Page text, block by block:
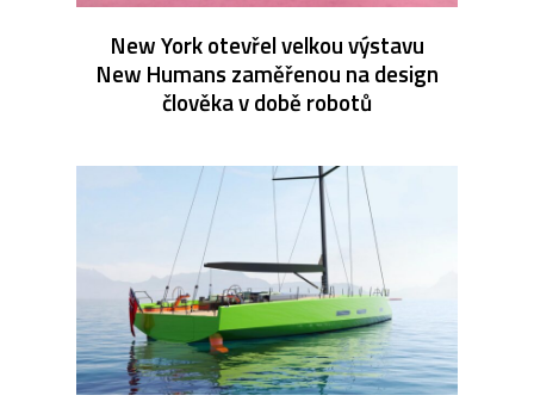
New York otevřel velkou výstavu
New Humans zaměřenou na design
člověka v době robotů